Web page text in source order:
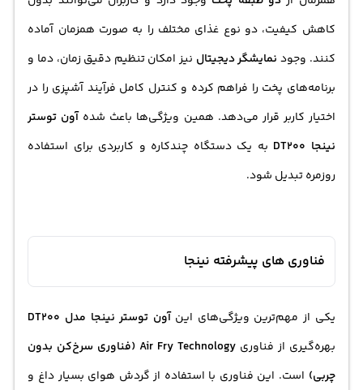
کاهش کیفیت، دو نوع غذای مختلف را به صورت همزمان آماده
کنند. وجود نمایشگر دیجیتال نیز امکان تنظیم دقیق زمان، دما و
برنامه‌های پخت را فراهم کرده و کنترل کامل فرآیند آشپزی را در
اختیار کاربر قرار می‌دهد. همین ویژگی‌ها باعث شدهآون توستر
نینجا DT200
به یک دستگاه چندکاره و کاربردی برای استفاده
روزمره تبدیل شود.
فناوری های پیشرفته نینجا
یکی از مهم‌ترین ویژگی‌های اینآون توستر نینجا مدل DT200
بهره‌گیری از فناوری
Air Fry Technology (فناوری سرخ‌کن بدون
چربی) است. این فناوری با استفاده از گردش هوای بسیار داغ و